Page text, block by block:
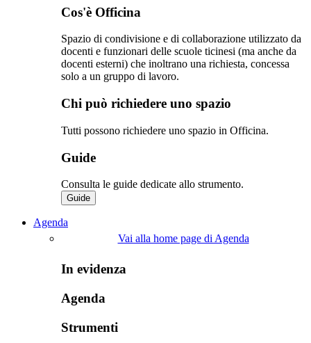
Cos'è Officina
Spazio di condivisione e di collaborazione utilizzato da
docenti e funzionari delle scuole ticinesi (ma anche da
docenti esterni) che inoltrano una richiesta, concessa
solo a un gruppo di lavoro.​
Chi può richiedere uno spazio
Tutti possono richiedere uno spazio in Officina.
Guide
Consulta le guide dedicate allo strumento.
Guide
Agenda
Vai alla home page di Agenda
In evidenza
Agenda
Strumenti